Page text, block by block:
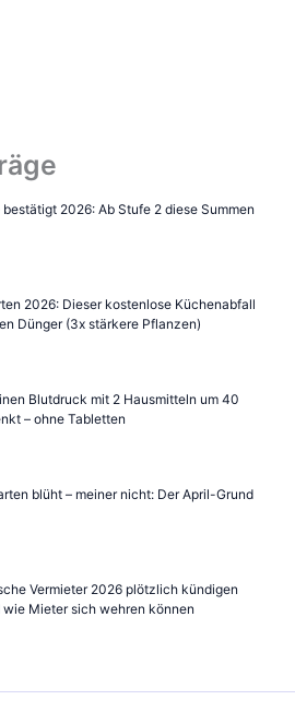
2026: Ab Stufe 2 diese Summen
2026: Dieser kostenlose Küchenabfall
Dünger (3x stärkere Pflanzen)
Blutdruck mit 2 Hausmitteln um 40
– ohne Tabletten
blüht – meiner nicht: Der April-Grund
Vermieter 2026 plötzlich kündigen
wie Mieter sich wehren können